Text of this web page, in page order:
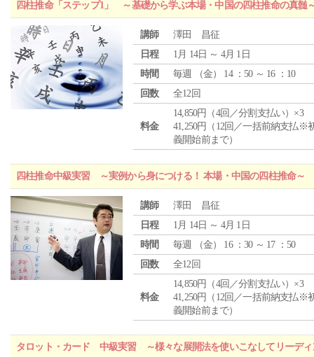
四柱推命「ステップ1」 ～基礎から学ぶ本場・中国の四柱推命の真髄
講師
澤田 昌征
日程
1月 14日 ～ 4月 1日
時間
毎週 （金） 14 ：50 ～ 16 ：10
回数
全12回
料金
14,850円（4回／分割支払い）×3
41,250円（12回／一括前納支払※
義開始前まで）
四柱推命中級実習 ～実例から身につける！ 本場・中国の四柱推命～
講師
澤田 昌征
日程
1月 14日 ～ 4月 1日
時間
毎週 （金） 16 ：30 ～ 17 ：50
回数
全12回
料金
14,850円（4回／分割支払い）×3
41,250円（12回／一括前納支払※
義開始前まで）
タロット・カード 中級実習 ～様々な展開法を使いこなしてリーディ